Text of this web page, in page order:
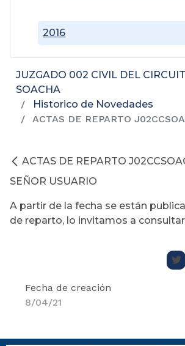
2016
JUZGADO 002 CIVIL DEL
SOACHA
Historico de Novedades
ACTAS DE REPARTO
ACTAS DE REPARTO
SEÑOR USUARIO
A partir de la fecha se están
de reparto, lo invitamos a
Fecha de creación
8/04/21